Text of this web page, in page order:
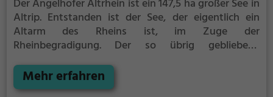
Der Angelhofer Altrhein ist ein 147,5 ha großer See in
Altrip. Entstanden ist der See, der eigentlich ein
Altarm des Rheins ist, im Zuge der
Rheinbegradigung. Der so übrig gebliebene
wird vor allem zum Baden und für Wassersport
genutzt.
Mehr erfahren